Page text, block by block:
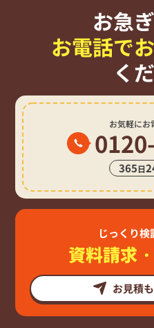
お急
お電話で
く
お気軽にお
365日
じっくり
資料請求
お見積